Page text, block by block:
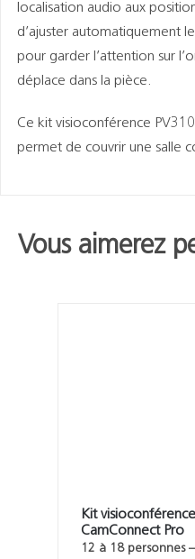
localisation audio aux
d’ajuster automatiquement
pour garder l’attention sur
déplace dans la pièce.
Ce kit visioconférence
permet de couvrir une salle
Vous aimerez
Kit
CamConnect Pro
12 à 18 personnes